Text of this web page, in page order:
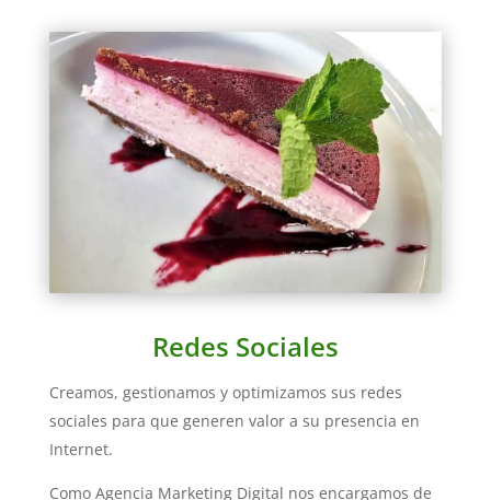
Redes Sociales
Creamos, gestionamos y optimizamos sus redes
sociales para que generen valor a su presencia en
Internet.
Como Agencia Marketing Digital nos encargamos de